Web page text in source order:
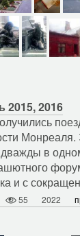
2015, 2016
в
и с
55 2022